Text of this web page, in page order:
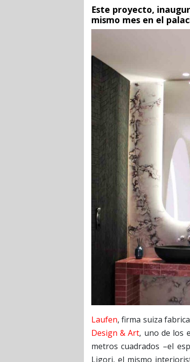
Este proyecto,
mismo mes en el
Laufen, firma suiza
Design & Art, uno de los
metros cuadrados –el
Ligori, el mismo